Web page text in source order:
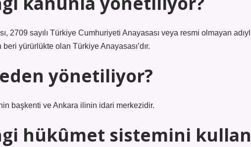
2709 sayılı Türkiye Cumhuriyeti Anayasası veya resmi olmayan
beri yürürlükte olan Türkiye Anayasası’dır.
yönetiliyor?
başkenti ve Ankara ilinin idari merkezidir.
hükûmet sistemini